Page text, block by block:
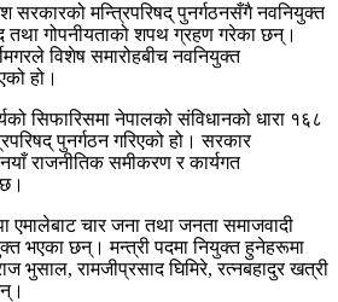
सरकारको मन्त्रिपरिषद् पुनर्गठनसँगै नवनियुक्त
तथा गोपनीयताको शपथ ग्रहण गरेका छन्।
विशेष समारोहबीच नवनियुक्त
हो।
सिफारिसमा नेपालको संविधानको धारा १६८
पुनर्गठन गरिएको हो। सरकार
राजनीतिक समीकरण र कार्यगत
एमालेबाट चार जना तथा जनता समाजवादी
भएका छन्। मन्त्री पदमा नियुक्त हुनेहरूमा
भुसाल, रामजीप्रसाद घिमिरे, रत्नबहादुर खत्री